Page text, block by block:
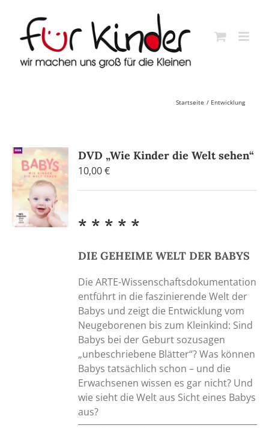
content
Startseite Entwicklung
DVD „Wie Kinder die Welt sehen“
10,00€
* * * * *
DIE GEHEIME WELT DER BABYS
Die ARTE-Wissenschaftsdokumentation
entführt in die faszinierende Welt der
Babys und zeigt die Entwicklung vom
Neugeborenen bis zum Kleinkind: Sind
Babys bei der Geburt sozusagen
„unbeschriebene Blätter“? Was können
Babys tatsächlich schon – und die
Erwachsenen wissen es gar nicht? Und
wie sieht die Welt aus Sicht eines Babys
aus?